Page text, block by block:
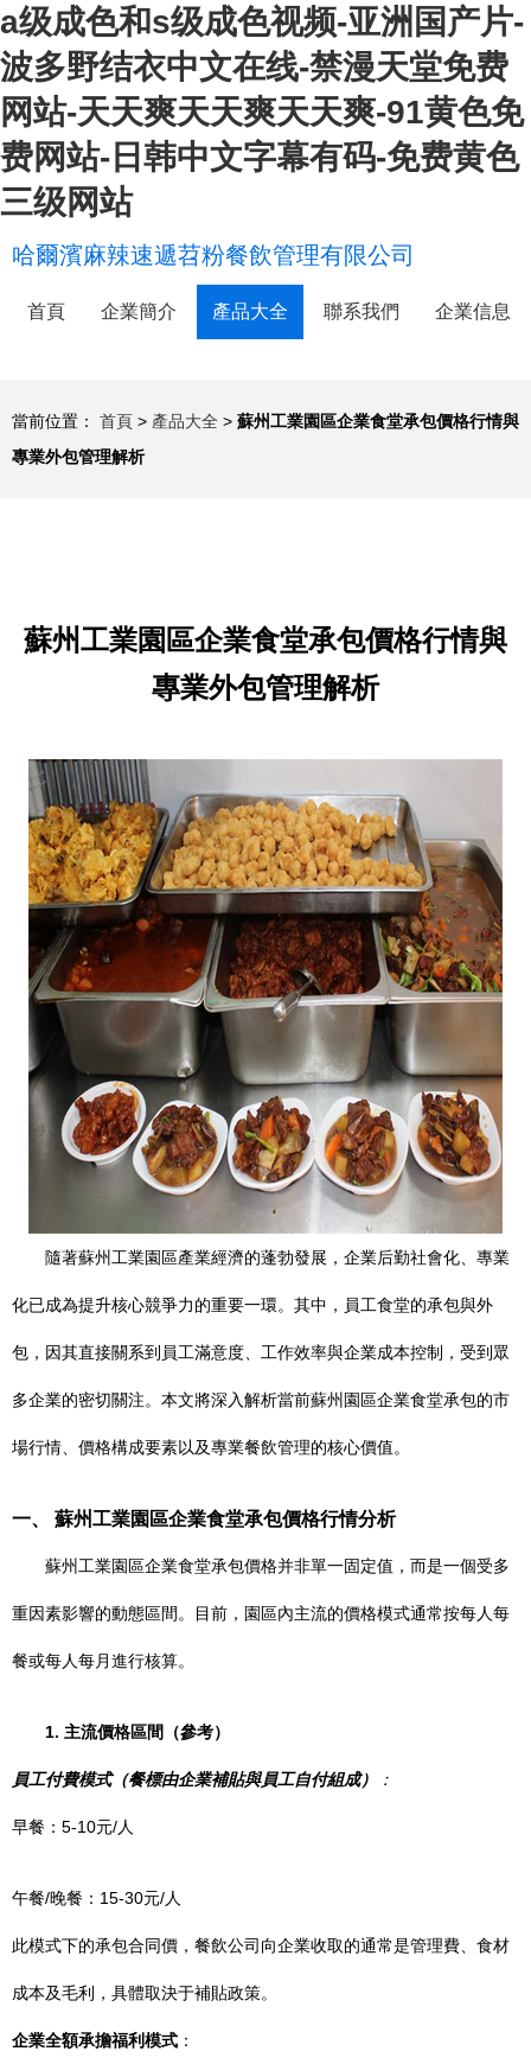
a级成色和s级成色视频-亚洲国产片-
波多野结衣中文在线-禁漫天堂免费
网站-天天爽天天爽天天爽-91黄色免
费网站-日韩中文字幕有码-免费黄色
三级网站
哈爾濱麻辣速遞苕粉餐飲管理有限公司
首頁 企業簡介 產品大全 聯系我們 企業信息
當前位置： 首頁 > 產品大全 > 蘇州工業園區企業食堂承包價格行情與
專業外包管理解析
蘇州工業園區企業食堂承包價格行情與
專業外包管理解析
隨著蘇州工業園區產業經濟的蓬勃發展，企業后勤社會化、專業
化已成為提升核心競爭力的重要一環。其中，員工食堂的承包與外
包，因其直接關系到員工滿意度、工作效率與企業成本控制，受到眾
多企業的密切關注。本文將深入解析當前蘇州園區企業食堂承包的市
場行情、價格構成要素以及專業餐飲管理的核心價值。
一、 蘇州工業園區企業食堂承包價格行情分析
蘇州工業園區企業食堂承包價格并非單一固定值，而是一個受多
重因素影響的動態區間。目前，園區內主流的價格模式通常按每人每
餐或每人每月進行核算。
1. 主流價格區間（參考）
員工付費模式（餐標由企業補貼與員工自付組成） ：
早餐：5-10元/人
午餐/晚餐：15-30元/人
此模式下的承包合同價，餐飲公司向企業收取的通常是管理費、食材
成本及毛利，具體取決于補貼政策。
企業全額承擔福利模式 ：